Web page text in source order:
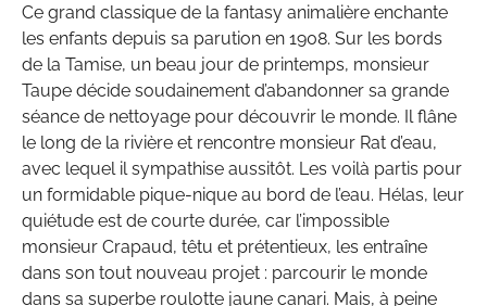
Ce grand classique de la fantasy animalière enchante
les enfants depuis sa parution en 1908. Sur les bords
de la Tamise, un beau jour de printemps, monsieur
Taupe décide soudainement d’abandonner sa grande
séance de nettoyage pour découvrir le monde. Il flâne
le long de la rivière et rencontre monsieur Rat d’eau,
avec lequel il sympathise aussitôt. Les voilà partis pour
un formidable pique-nique au bord de l’eau. Hélas, leur
quiétude est de courte durée, car l’impossible
monsieur Crapaud, têtu et prétentieux, les entraîne
dans son tout nouveau projet : parcourir le monde
dans sa superbe roulotte jaune canari. Mais, à peine